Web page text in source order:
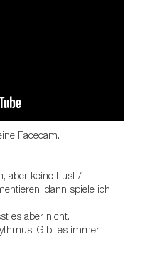
Facecam.
aber keine Lust /
dann spiele ich
es aber nicht.
Gibt es immer